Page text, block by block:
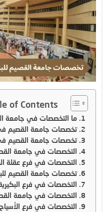
of Contents
ما التخصصات في جامعة
تخصصات جامعة القصيم
تخصصات جامعة القصيم
التخصصات في جامعة
التخصصات في فرع عقلة
تخصصات جامعة القصيم
التخصصات في فرع البكيرية
التخصصات في جامعة
التخصصات في فرع الأسياح